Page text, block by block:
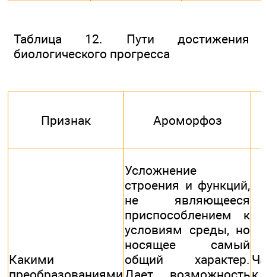
Таблица 12. Пути достижения
биологического прогресса
Признак Ароморфоз
Какими
Усложнение
строения и функций,
не являющееся
приспособлением к
условиям среды, но
носящее самый
общий характер.